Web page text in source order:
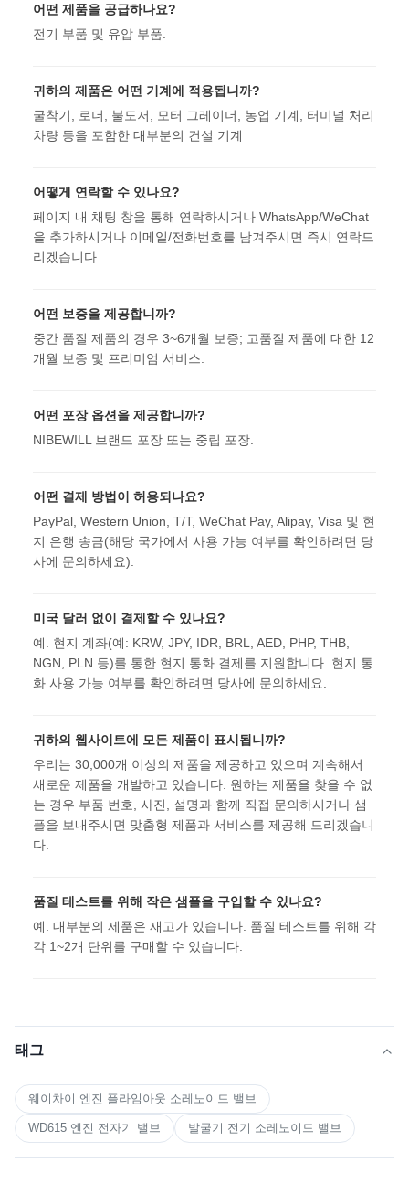
어떤 제품을 공급하나요?
전기 부품 및 유압 부품.
귀하의 제품은 어떤 기계에 적용됩니까?
굴착기, 로더, 불도저, 모터 그레이더, 농업 기계, 터미널 처리
차량 등을 포함한 대부분의 건설 기계
어떻게 연락할 수 있나요?
페이지 내 채팅 창을 통해 연락하시거나 WhatsApp/WeChat
을 추가하시거나 이메일/전화번호를 남겨주시면 즉시 연락드
리겠습니다.
어떤 보증을 제공합니까?
중간 품질 제품의 경우 3~6개월 보증; 고품질 제품에 대한 12
개월 보증 및 프리미엄 서비스.
어떤 포장 옵션을 제공합니까?
NIBEWILL 브랜드 포장 또는 중립 포장.
어떤 결제 방법이 허용되나요?
PayPal, Western Union, T/T, WeChat Pay, Alipay, Visa 및 현
지 은행 송금(해당 국가에서 사용 가능 여부를 확인하려면 당
사에 문의하세요).
미국 달러 없이 결제할 수 있나요?
예. 현지 계좌(예: KRW, JPY, IDR, BRL, AED, PHP, THB,
NGN, PLN 등)를 통한 현지 통화 결제를 지원합니다. 현지 통
화 사용 가능 여부를 확인하려면 당사에 문의하세요.
귀하의 웹사이트에 모든 제품이 표시됩니까?
우리는 30,000개 이상의 제품을 제공하고 있으며 계속해서
새로운 제품을 개발하고 있습니다. 원하는 제품을 찾을 수 없
는 경우 부품 번호, 사진, 설명과 함께 직접 문의하시거나 샘
플을 보내주시면 맞춤형 제품과 서비스를 제공해 드리겠습니
다.
품질 테스트를 위해 작은 샘플을 구입할 수 있나요?
예. 대부분의 제품은 재고가 있습니다. 품질 테스트를 위해 각
각 1~2개 단위를 구매할 수 있습니다.
태그
웨이차이 엔진 플라임아웃 소레노이드 밸브
WD615 엔진 전자기 밸브 발굴기 전기 소레노이드 밸브